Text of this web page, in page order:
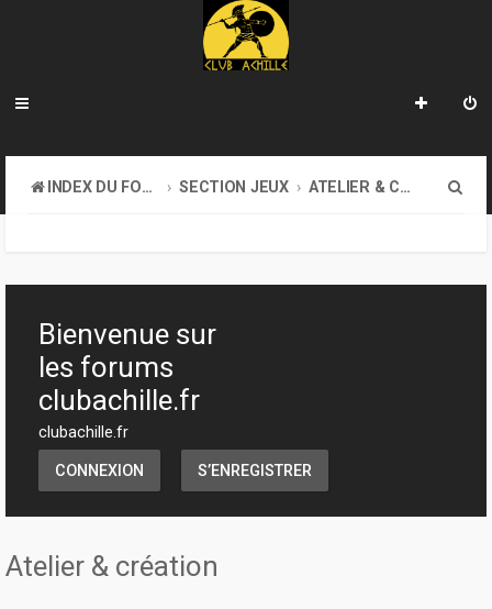
INDEX DU FORUM SECTION JEUX ATELIER & CRÉATION
h
Bienvenue sur
les forums
clubachille.fr
clubachille.fr
CONNEXION S’ENREGISTRER
Atelier & création